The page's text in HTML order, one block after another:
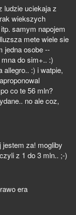
ludzie uciekaja z
wiekszych
samym napojem
mete wiele sie
jedna osobe --
do sim+.. :)
:) i watpie,
co te 56 mln?
no ale coz,
jestem za! mogliby
z 1 do 3 mln.. ;-)
era